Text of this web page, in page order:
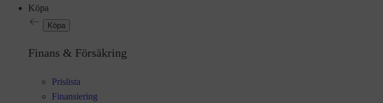
Köpa
Köpa
Finans & Försäkring
Prislista
Finansiering